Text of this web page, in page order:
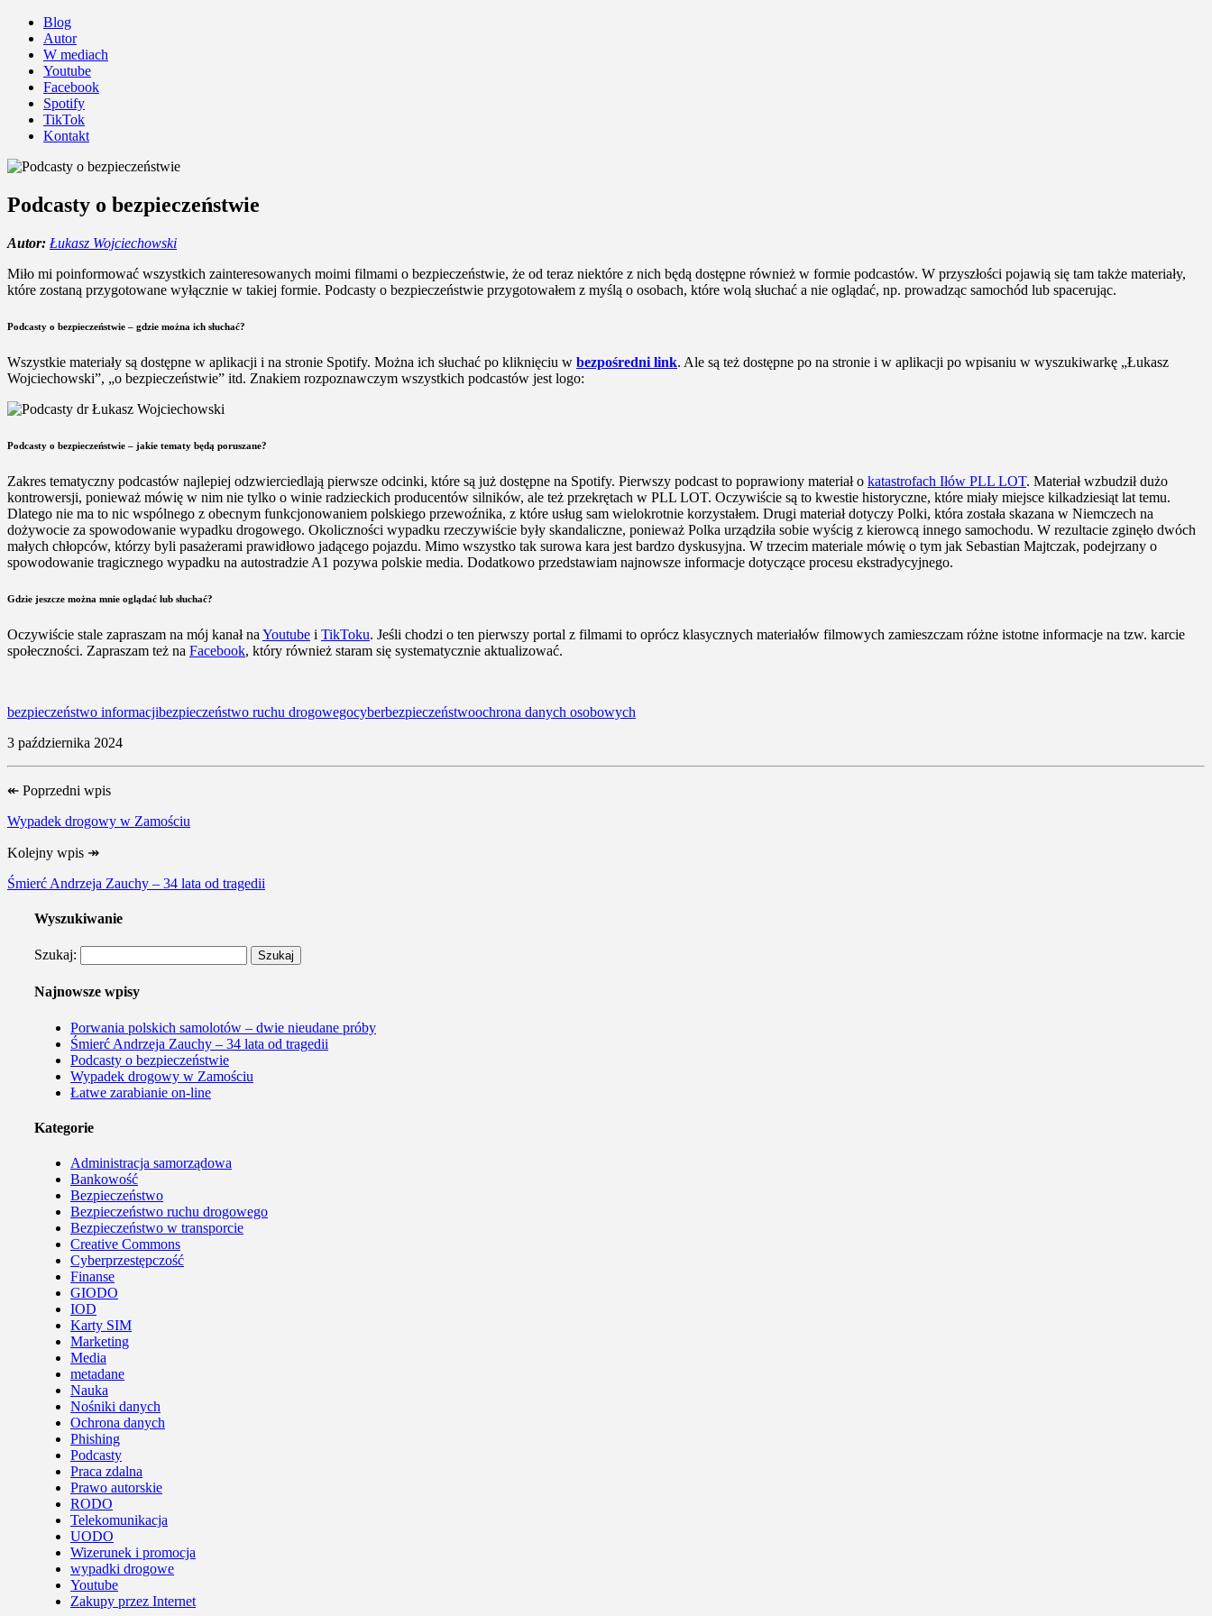
Blog
Autor
W mediach
Youtube
Facebook
Spotify
TikTok
Kontakt
Podcasty o bezpieczeństwie
Autor: Łukasz Wojciechowski
Miło mi poinformować wszystkich zainteresowanych moimi filmami o bezpieczeństwie, że od teraz niektóre z nich będą dostępne również w formie podcastów. W przyszłości pojawią się tam także materiały,
które zostaną przygotowane wyłącznie w takiej formie. Podcasty o bezpieczeństwie przygotowałem z myślą o osobach, które wolą słuchać a nie oglądać, np. prowadząc samochód lub spacerując.
Podcasty o bezpieczeństwie – gdzie można ich słuchać?
Wszystkie materiały są dostępne w aplikacji i na stronie Spotify. Można ich słuchać po kliknięciu w bezpośredni link. Ale są też dostępne po na stronie i w aplikacji po wpisaniu w wyszukiwarkę „Łukasz
Wojciechowski”, „o bezpieczeństwie” itd. Znakiem rozpoznawczym wszystkich podcastów jest logo:
Podcasty o bezpieczeństwie – jakie tematy będą poruszane?
Zakres tematyczny podcastów najlepiej odzwierciedlają pierwsze odcinki, które są już dostępne na Spotify. Pierwszy podcast to poprawiony materiał o katastrofach Iłów PLL LOT. Materiał wzbudził dużo
kontrowersji, ponieważ mówię w nim nie tylko o winie radzieckich producentów silników, ale też przekrętach w PLL LOT. Oczywiście są to kwestie historyczne, które miały miejsce kilkadziesiąt lat temu.
Dlatego nie ma to nic wspólnego z obecnym funkcjonowaniem polskiego przewoźnika, z które usług sam wielokrotnie korzystałem. Drugi materiał dotyczy Polki, która została skazana w Niemczech na
dożywocie za spowodowanie wypadku drogowego. Okoliczności wypadku rzeczywiście były skandaliczne, ponieważ Polka urządziła sobie wyścig z kierowcą innego samochodu. W rezultacie zginęło dwóch
małych chłopców, którzy byli pasażerami prawidłowo jadącego pojazdu. Mimo wszystko tak surowa kara jest bardzo dyskusyjna. W trzecim materiale mówię o tym jak Sebastian Majtczak, podejrzany o
spowodowanie tragicznego wypadku na autostradzie A1 pozywa polskie media. Dodatkowo przedstawiam najnowsze informacje dotyczące procesu ekstradycyjnego.
Gdzie jeszcze można mnie oglądać lub słuchać?
Oczywiście stale zapraszam na mój kanał na Youtube i TikToku. Jeśli chodzi o ten pierwszy portal z filmami to oprócz klasycznych materiałów filmowych zamieszczam różne istotne informacje na tzw. karcie
społeczności. Zapraszam też na Facebook, który również staram się systematycznie aktualizować.
bezpieczeństwo informacjibezpieczeństwo ruchu drogowegocyberbezpieczeństwoochrona danych osobowych
3 października 2024
↞ Poprzedni wpis
Wypadek drogowy w Zamościu
Kolejny wpis ↠
Śmierć Andrzeja Zauchy – 34 lata od tragedii
Wyszukiwanie
Szukaj:
Najnowsze wpisy
Porwania polskich samolotów – dwie nieudane próby
Śmierć Andrzeja Zauchy – 34 lata od tragedii
Podcasty o bezpieczeństwie
Wypadek drogowy w Zamościu
Łatwe zarabianie on-line
Kategorie
Administracja samorządowa
Bankowość
Bezpieczeństwo
Bezpieczeństwo ruchu drogowego
Bezpieczeństwo w transporcie
Creative Commons
Cyberprzestępczość
Finanse
GIODO
IOD
Karty SIM
Marketing
Media
metadane
Nauka
Nośniki danych
Ochrona danych
Phishing
Podcasty
Praca zdalna
Prawo autorskie
RODO
Telekomunikacja
UODO
Wizerunek i promocja
wypadki drogowe
Youtube
Zakupy przez Internet